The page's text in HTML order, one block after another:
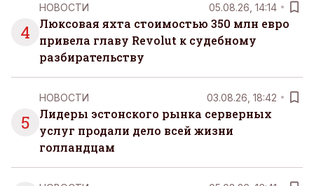
4
НОВОСТИ 05.08.26, 14:14
Люксовая яхта стоимостью 350 млн евро
привела главу Revolut к судебному
разбирательству
5
НОВОСТИ 03.08.26, 18:42
Лидеры эстонского рынка серверных
услуг продали дело всей жизни
голландцам